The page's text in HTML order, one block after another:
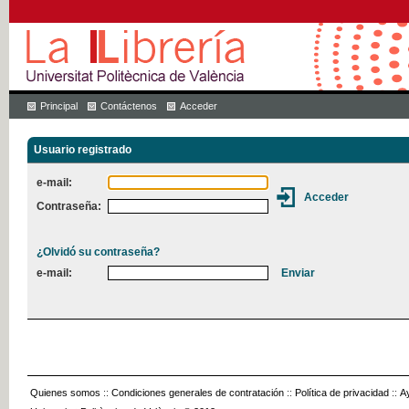
Principal Contáctenos Acceder
Usuario registrado
e-mail:
Contraseña:
¿Olvidó su contraseña?
e-mail:
Quienes somos :: Condiciones generales de contratación :: Política de privacidad ::